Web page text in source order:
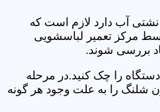
آب دارد لازم است که
مرکز تعمیر لباسشویی
بررسی شوند.
دستگاه را چک کنید.در مرحله
شلنگ را به علت وجود هر گونه